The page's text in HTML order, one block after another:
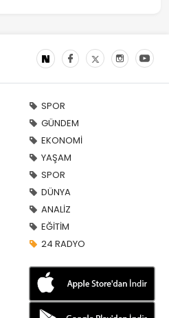
SPOR
GÜNDEM
EKONOMİ
YAŞAM
SPOR
DÜNYA
ANALİZ
EĞİTİM
24 RADYO